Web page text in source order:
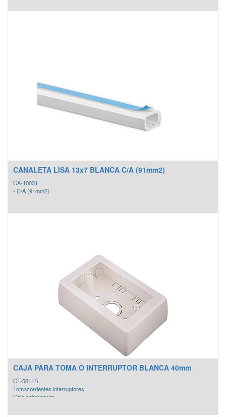
CANALETA LISA 13x7 BLANCA C/A (91mm2)
CA-10031
- C/A (91mm2)
CAJA PARA TOMA O INTERRUPTOR BLANCA 40mm
CT-5011S
Tomacorrientes interruptores
Caja sobreponer